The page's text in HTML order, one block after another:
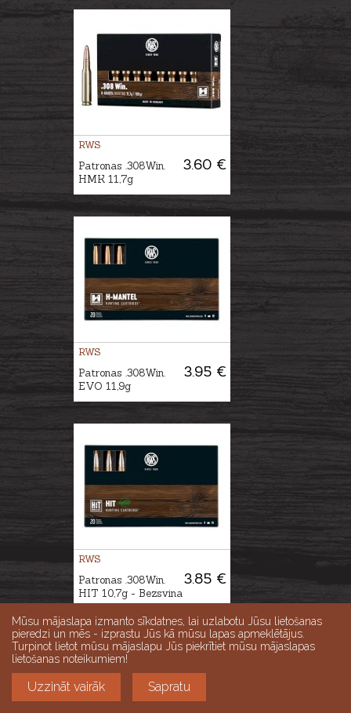
RWS
3.60 €
Patronas .308Win.
HMK 11,7g
RWS
3.95 €
Patronas .308Win.
EVO 11,9g
RWS
3.85 €
Patronas .308Win.
HIT 10,7g - Bezsvina
Kontaktforma jautājumiem:
Mūsu mājaslapa izmanto sīkdatnes, lai uzlabotu Jūsu lietošanas
pieredzi un mēs - izprastu Jūs kā mūsu lapas apmeklētājus.
Turpinot lietot mūsu mājaslapu Jūs piekrītiet mūsu mājaslapas
lietošanas noteikumiem!
Uzzināt vairāk Sapratu